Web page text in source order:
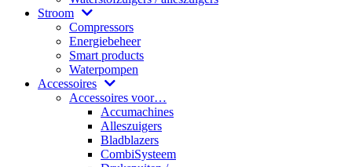
Stroom
Compressors
Energiebeheer
Smart products
Waterpompen
Accessoires
Accessoires voor…
Accumachines
Alleszuigers
Bladblazers
CombiSysteem